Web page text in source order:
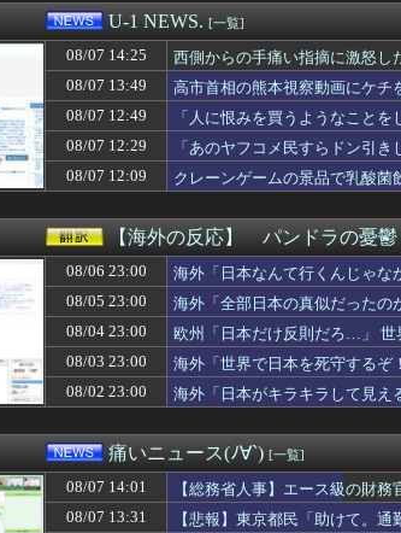
【サーペントカスタム】量産機にこそ武装は
消費税減税に反旗…小渕優子氏の主張に「さ
メキシコ最大級の麻薬カルテルのリーダーの
【画像】顔もいい爆乳現役女子大生、水着グ
MEGAドン・キホーテ姫路広畑店の露店で販
ヤニねこ 第6話 感想：スナフキンみたいな孤
歴代最多得票記録でトップ当選の河合ゆうす
福田雄一「新ケロロに福田組が出ます！」
【悲報】みいちゃんの作者さん、泣いてし
【朗報】ワンピースのラスボスさん、世界を
【朗報】ぐらんぶるのヒロイン、遂にデレる
下手に水買うよりウォーターサーバー置いた
エロゲやりたいんだがノートpcってどれくら
【画像】佐倉綾音(32)、自分のシコポイント
【朗報】山田涼介(31)のベッドシーン、エロ
【悲報】吉田マサops.740 岡本カズops.742
【甲子園】青森山田が暑さ対策でユニ一新
同じサークルのＡ男を好きになって、２人で
【神乳】脱いだら凄いボーイッシュ女子、ボ
ぐらんぶる原作最新話、ヤバすぎる
いつものスーパーで偶然見かけた義弟嫁。夫
保育園のママさんが私の双子の妹が彼氏とデ
U-1 NEWS. [一覧]
08/07 14:25
西側からの手痛い指摘に激怒し
も……
08/07 13:49
高市首相の熊本視察動画にケ
08/07 12:49
「人に恨みを買うようなこと
けるも……
08/07 12:29
「あのヤフコメ民すらドン引
08/07 12:09
クレーンゲームの景品で乳酸
【海外の反応】 パンドラの憂鬱
08/06 23:00
海外「日本なんて行くんじゃ
08/05 23:00
海外「全部日本の真似だったの
08/04 23:00
欧州「日本だけ反則だろ…」 世
08/03 23:00
海外「世界で日本を死守するぞ
08/02 23:00
海外「日本がキラキラして見
痛いニュース(ﾉ∀`) [一覧]
08/07 14:01
【総務省人事】エース級の財
08/07 13:31
【悲報】東京都民「助けて。